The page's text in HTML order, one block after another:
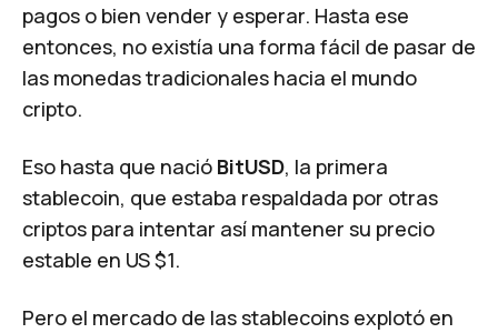
pagos o bien vender y esperar. Hasta ese
entonces, no existía una forma fácil de pasar de
las monedas tradicionales hacia el mundo
cripto.
Eso hasta que nació BitUSD, la primera
stablecoin, que estaba respaldada por otras
criptos para intentar así mantener su precio
estable en US $1.
Pero el mercado de las stablecoins explotó en